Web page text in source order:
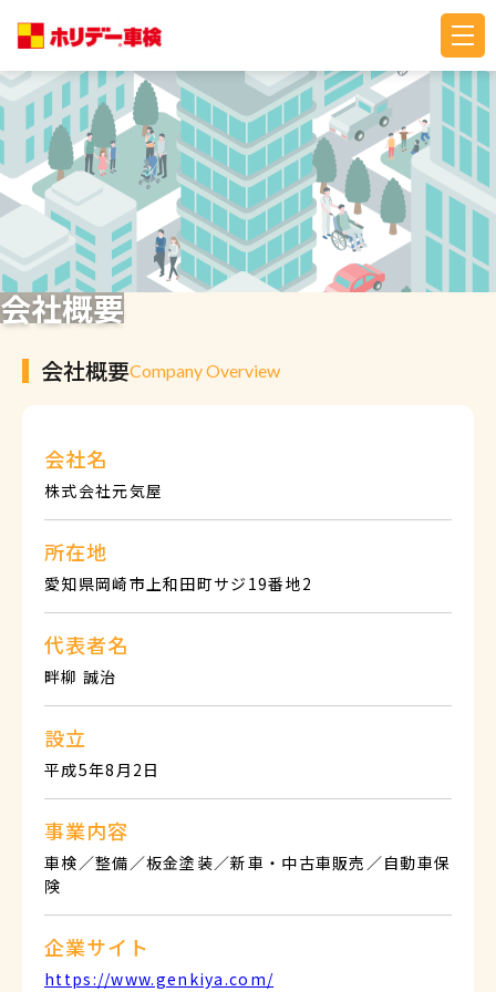
会社概要
会社概要Company Overview
会社名
株式会社元気屋
所在地
愛知県岡崎市上和田町サジ19番地2
代表者名
畔柳 誠治
設立
平成5年8月2日
事業内容
車検／整備／板金塗装／新車・中古車販売／自動車保
険
企業サイト
https://www.genkiya.com/